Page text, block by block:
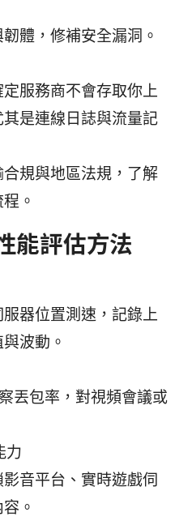
體，修補安全漏洞。
服務商不會存取你上
是連線日誌與流量記
規與地區法規，了解
。
能評估方法
器位置測速，記錄上
波動。
丟包率，對視頻會議或
力
音平台、實時遊戲伺
。